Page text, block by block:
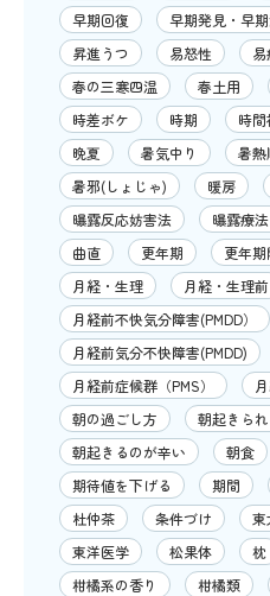
早期回復
早期発見・早
昇進うつ
易怒性
春の三寒四温
春土用
時差ボケ
時期 時
晩夏
暑気中り 暑熱
暑邪(しょじゃ)
暖房
曝露反応妨害法
曝露療
曲直
更年期 更年期
月経・生理
月経・生理前
月経前不快気分障害(PMDD）
月経前気分不快障害(PMDD)
月経前症候群（PMS）
朝の過ごし方
朝起きら
朝起きるのが辛い
朝食
期待値を下げる
期間
杜仲茶
条件づけ
東
東洋医学
松果体 枕
柑橘系の香り
柑橘類